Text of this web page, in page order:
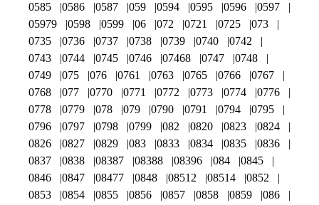
0585
0586 0587 059 0594 0595 0596
0597
05979
0598 0599 06 072 0721 0725
073
0735
0736 0737 0738 0739 0740
0742
0743
0744 0745 0746 07468 0747
0748
0749
075 076 0761 0763 0765 0766
0767
0768
077 0770 0771 0772 0773 0774
0776
0778
0779 078 079 0790 0791 0794
0795
0796
0797 0798 0799 082 0820 0823
0824
0826
0827 0829 083 0833 0834 0835
0836
0837
0838 08387 08388 08396 084
0845
0846
0847 08477 0848 08512 08514
0852
0853
0854 0855 0856 0857 0858 0859
086